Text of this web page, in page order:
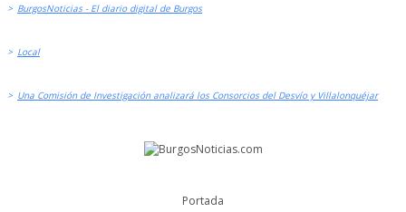
> BurgosNoticias - El diario digital de Burgos
> Local
> Una Comisión de Investigación analizará los Consorcios del Desvío y Villalonquéjar
Portada